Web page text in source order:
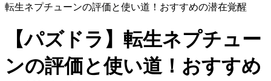
転生ネプチューンの評価と使い道！おすすめの潜在覚醒
【パズドラ】転生ネプチュー
ンの評価と使い道！おすすめ